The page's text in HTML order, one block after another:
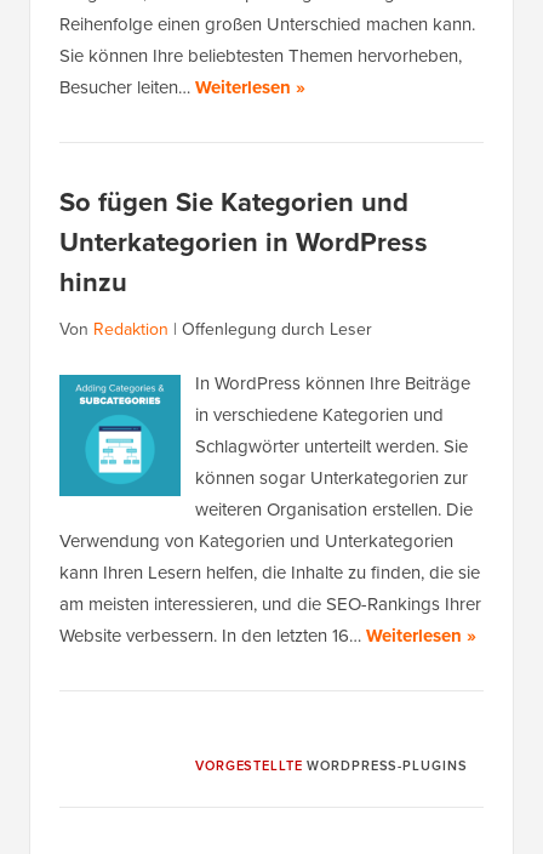
Reihenfolge einen großen Unterschied machen kann.
Sie können Ihre beliebtesten Themen hervorheben,
Besucher leiten…Weiterlesen »
So fügen Sie Kategorien und
Unterkategorien in WordPress
hinzu
Von Redaktion | Offenlegung durch Leser
In WordPress können Ihre Beiträge
in verschiedene Kategorien und
Schlagwörter unterteilt werden. Sie
können sogar Unterkategorien zur
weiteren Organisation erstellen. Die
Verwendung von Kategorien und Unterkategorien
kann Ihren Lesern helfen, die Inhalte zu finden, die sie
am meisten interessieren, und die SEO-Rankings Ihrer
Website verbessern. In den letzten 16…Weiterlesen »
VORGESTELLTE WORDPRESS-PLUGINS